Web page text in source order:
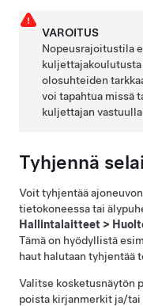
VAROITUS
Nopeusrajoitustila
olosuhteiden
voi tapahtua missä
kuljettajan
Tyhjennä
Voit tyhjentää
tietokoneessa tai
Hallintalaitteet >
Tämä on hyödyllistä
haut halutaan tyhjentää
Valitse kosketusnäytön
poista kirjanmerkit ja/